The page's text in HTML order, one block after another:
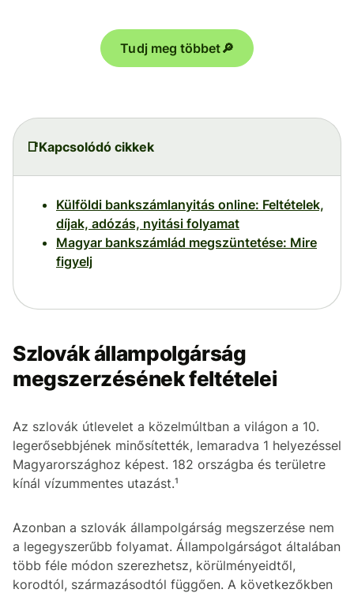
Tudj meg többet🔎
📑Kapcsolódó cikkek
Külföldi bankszámlanyitás online: Feltételek,
díjak, adózás, nyitási folyamat
Magyar bankszámlád megszüntetése: Mire
figyelj
Szlovák állampolgárság
megszerzésének feltételei
Az szlovák útlevelet a közelmúltban a világon a 10.
legerősebbjének minősítették, lemaradva 1 helyezéssel
Magyarországhoz képest. 182 országba és területre
kínál vízummentes utazást.¹
Azonban a szlovák állampolgárság megszerzése nem
a legegyszerűbb folyamat. Állampolgárságot általában
több féle módon szerezhetsz, körülményeidtől,
korodtól, származásodtól függően. A következőkben